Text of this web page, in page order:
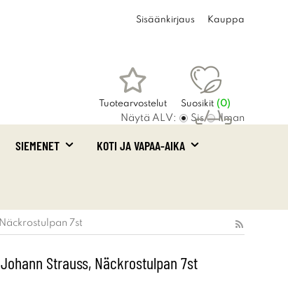
Sisäänkirjaus Kauppa
Tuotearvostelut Suosikit (0)
Ostoskori
Näytä ALV: Sis Ilman
SIEMENET KOTI JA VAPAA-AIKA
7st
Strauss, Näckrostulpan 7st